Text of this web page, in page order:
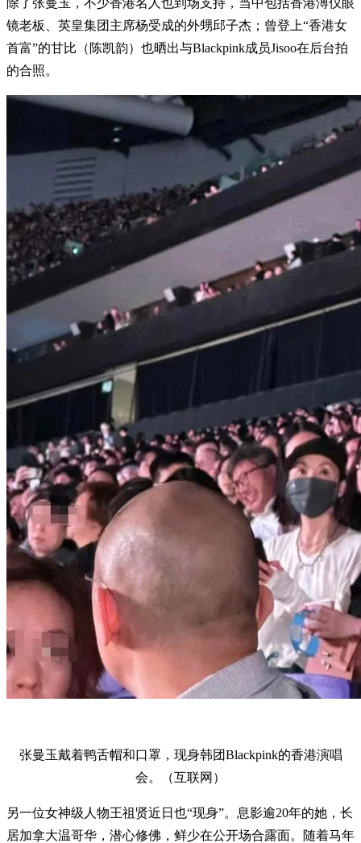
镜老板、英皇集团主席杨受成的外甥邱子杰；曾登上“香港女
首富”的甘比（陈凯韵）也晒出与Blackpink成员Jisoo在后台拍
的合照。
张曼玉戴着鸭舌帽和口罩，现身韩团Blackpink的香港演唱
会。（互联网）
另一位女神级人物王祖贤近日也“现身”。息影逾20年的她，长
居加拿大温哥华，潜心修佛，鲜少在公开场合露面。随着马年